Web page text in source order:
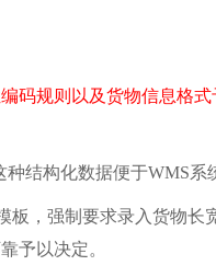
码规则以及货物信息格式
构化数据便于WMS系
板，强制要求录入货物长
予以决定。